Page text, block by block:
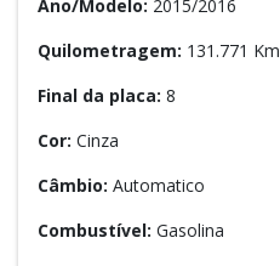
Ano/Modelo: 2015/2016
Quilometragem: 131.771 Km
Final da placa: 8
Cor: Cinza
Câmbio: Automatico
Combustível: Gasolina